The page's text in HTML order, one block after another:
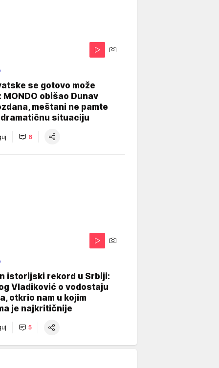
se gotovo može
MONDO obišao Dunav
meštani ne pamte
situaciju
6
istorijski rekord u Srbiji:
Vladiković o vodostaju
otkrio nam u kojim
je najkritičnije
5